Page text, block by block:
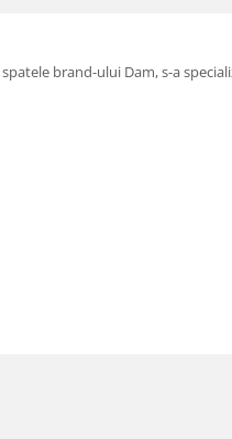
brand-ului Dam, s-a